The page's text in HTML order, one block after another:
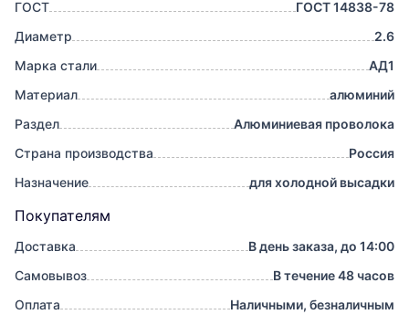
ГОСТ
ГОСТ 14838-78
Диаметр
2.6
Марка стали
АД1
Материал
алюминий
Раздел
Алюминиевая проволока
Страна производства
Россия
Назначение
для холодной высадки
Покупателям
Доставка
В день заказа, до 14:00
Самовывоз
В течение 48 часов
Оплата
Наличными, безналичным